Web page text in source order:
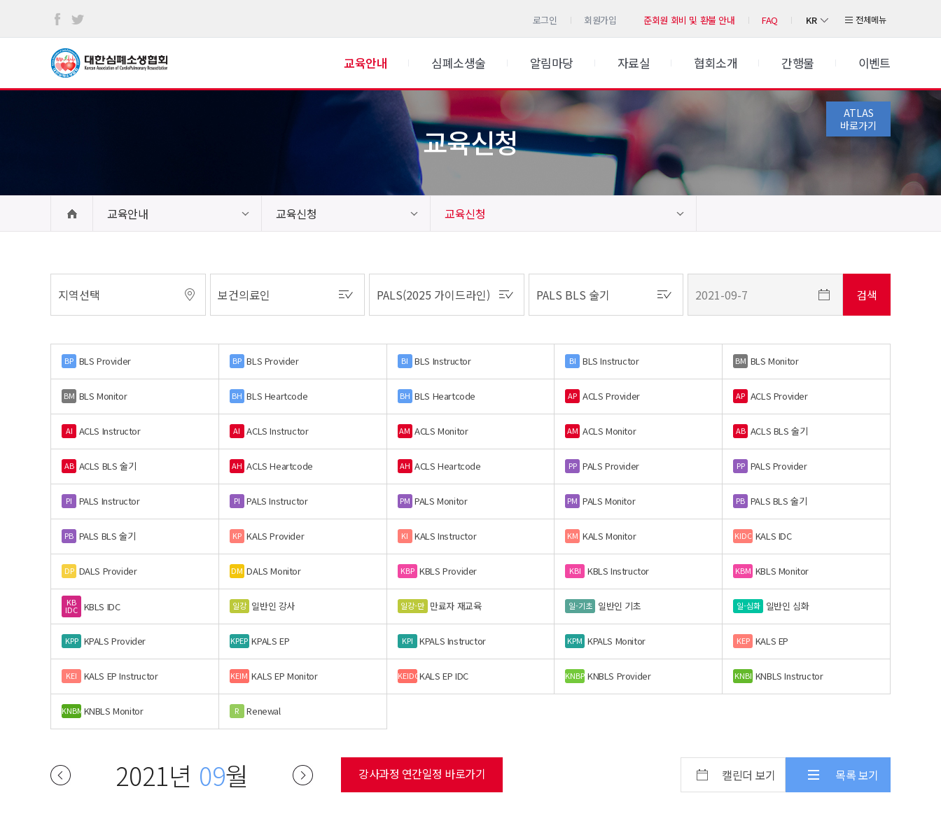
로그인 회원가입 준회원 회비 및 환불 안내 FAQ KR 전체메뉴
교육안내 심폐소생술 알림마당 자료실 협회소개 간행물 이벤트
ATLAS
바로가기
교육신청
교육안내 교육신청 교육신청
BP BLS Provider BP BLS Provider BI BLS Instructor BI BLS Instructor BM BLS Monitor
BM BLS Monitor BH BLS Heartcode BH BLS Heartcode AP ACLS Provider AP ACLS Provider
AI ACLS Instructor AI ACLS Instructor AM ACLS Monitor AM ACLS Monitor AB ACLS BLS 술기
AB ACLS BLS 술기 AH ACLS Heartcode AH ACLS Heartcode PP PALS Provider PP PALS Provider
PI PALS Instructor PI PALS Instructor PM PALS Monitor PM PALS Monitor PB PALS BLS 술기
PB PALS BLS 술기 KP KALS Provider KI KALS Instructor KM KALS Monitor KIDC KALS IDC
DP DALS Provider DM DALS Monitor KBP KBLS Provider KBI KBLS Instructor KBM KBLS Monitor
KB
IDC KBLS IDC 일강 일반인 강사 일강-만 만료자 재교육 일-기초 일반인 기초 일-심화 일반인 심화
KPP KPALS Provider KPEP KPALS EP KPI KPALS Instructor KPM KPALS Monitor KEP KALS EP
KEI KALS EP Instructor KEIM KALS EP Monitor KEIDCKALS EP IDC KNBP KNBLS Provider KNBI KNBLS Instructor
KNBM KNBLS Monitor R Renewal
2021년 09월 강사과정 연간일정 바로가기 캘린더 보기 목록 보기